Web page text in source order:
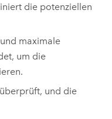
die potenziellen
maximale
um die
und die